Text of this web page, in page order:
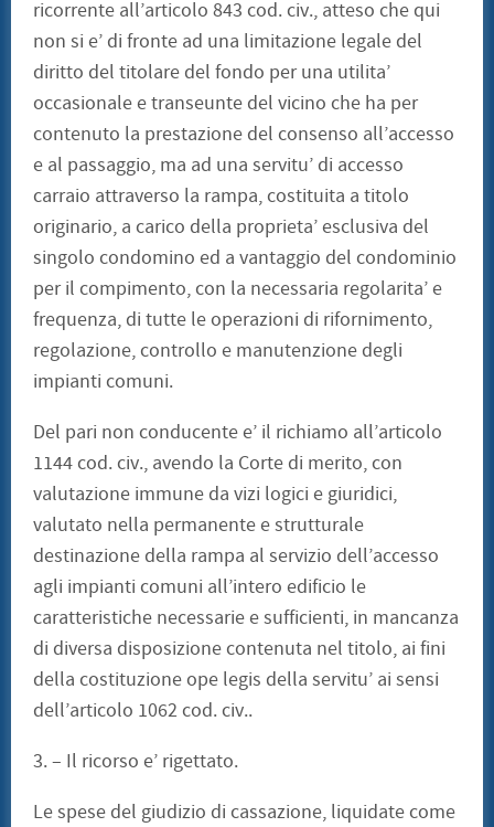
ricorrente all’articolo 843 cod. civ., atteso che qui
non si e’ di fronte ad una limitazione legale del
diritto del titolare del fondo per una utilita’
occasionale e transeunte del vicino che ha per
contenuto la prestazione del consenso all’accesso
e al passaggio, ma ad una servitu’ di accesso
carraio attraverso la rampa, costituita a titolo
originario, a carico della proprieta’ esclusiva del
singolo condomino ed a vantaggio del condominio
per il compimento, con la necessaria regolarita’ e
frequenza, di tutte le operazioni di rifornimento,
regolazione, controllo e manutenzione degli
impianti comuni.
Del pari non conducente e’ il richiamo all’articolo
1144 cod. civ., avendo la Corte di merito, con
valutazione immune da vizi logici e giuridici,
valutato nella permanente e strutturale
destinazione della rampa al servizio dell’accesso
agli impianti comuni all’intero edificio le
caratteristiche necessarie e sufficienti, in mancanza
di diversa disposizione contenuta nel titolo, ai fini
della costituzione ope legis della servitu’ ai sensi
dell’articolo 1062 cod. civ..
3. – Il ricorso e’ rigettato.
Le spese del giudizio di cassazione, liquidate come